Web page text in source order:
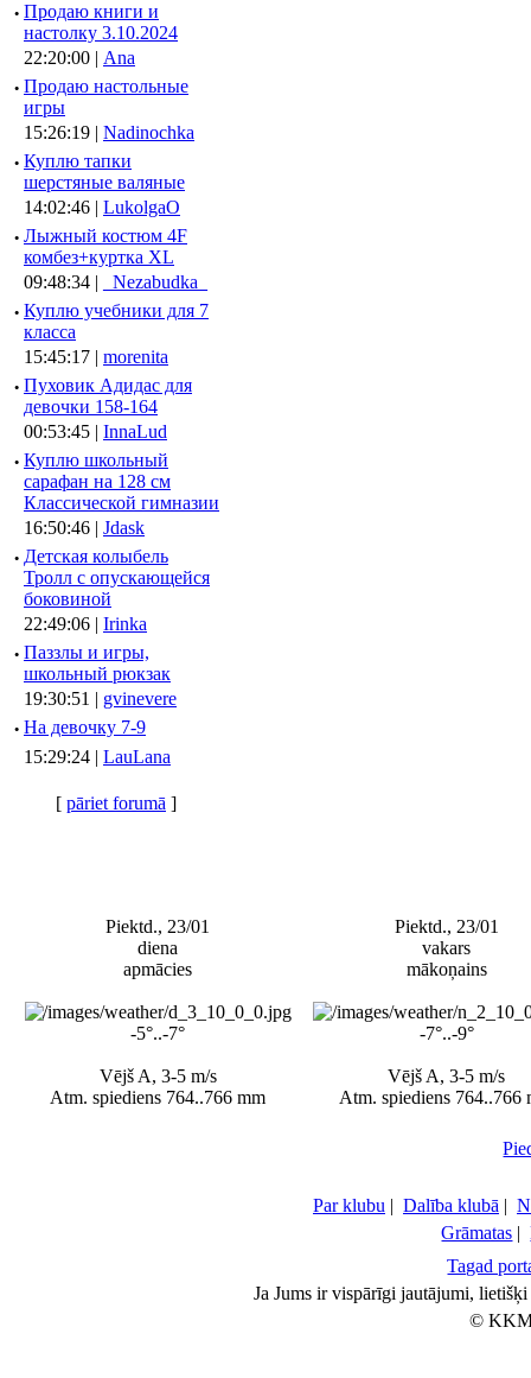
· Продаю книги и
настолку 3.10.2024
22:20:00 | Ana
· Продаю настольные
игры
15:26:19 | Nadinochka
· Куплю тапки
шерстяные валяные
14:02:46 | LukolgaO
· Лыжный костюм 4F
комбез+куртка XL
09:48:34 |
_Nezabudka_
· Куплю учебники для 7
класса
15:45:17 | morenita
· Пуховик Адидас для
девочки 158-164
00:53:45 | InnaLud
· Куплю школьный
сарафан на 128 см
Классической гимназии
16:50:46 | Jdask
· Детская колыбель
Тролл с опускающейся
боковиной
22:49:06 | Irinka
· Паззлы и игры,
школьный рюкзак
19:30:51 | gvinevere
· Hа девочку 7-9
15:29:24 | LauLana
[ pāriet forumā ]
Piektd., 23/01
diena
apmācies
-5°..-7°
Vējš A, 3-5 m/s
Atm. spiediens 764..766 mm
Piektd., 23/01
vakars
mākoņains
-7°..-9°
Vējš A, 3-5 m/s
Atm. spiediens 764..766
Par klubu | Dalība klubā |
Grāmatas |
Tagad
Ja Jums ir vispārīgi jautājumi,
©